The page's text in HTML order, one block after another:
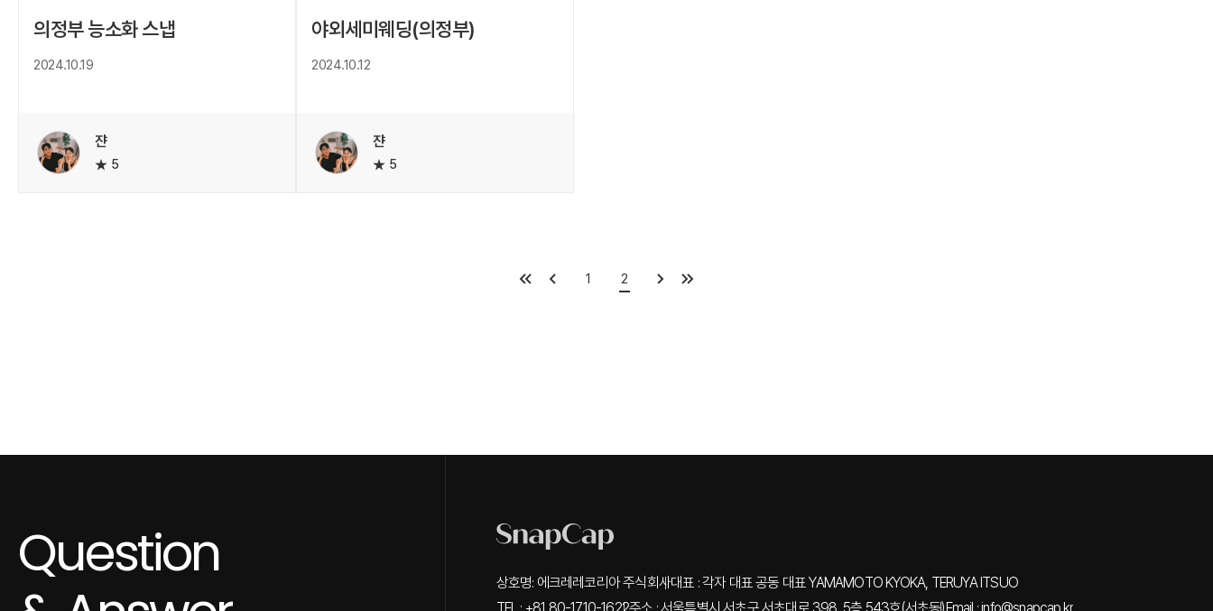
의정부 능소화 스냅
2024.10.19
쟌
5
야외세미웨딩(의정부)
2024.10.12
쟌
5
1 2
Question
상호명: 에크레레코리아 주식회사대표 : 각자 대표 공동 대표 YAMAMOTO KYOKA, TERUYA ITSUO